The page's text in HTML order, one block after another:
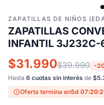
ZAPATILLAS DE NIÑOS
ZAPATILLAS
INFANTIL
$31.990$39.990 -
Hasta 6 cuotas sin interés de
Oferta termina en5d